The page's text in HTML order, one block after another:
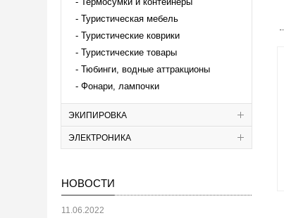
Туристическая мебель
Туристические коврики
Туристические товары
Тюбинги, водные аттракционы
Фонари, лампочки
ЭКИПИРОВКА
ЭЛЕКТРОНИКА
НОВОСТИ
11.06.2022